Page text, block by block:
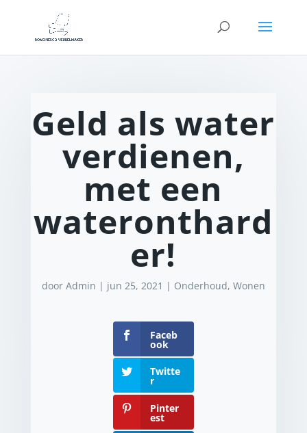
Geld als water
verdienen,
met een
wateronthard
er!
door Admin | jun 25, 2021 | Onderhoud, Wonen
Faceb
ook
Twitte
r
Pinter
est